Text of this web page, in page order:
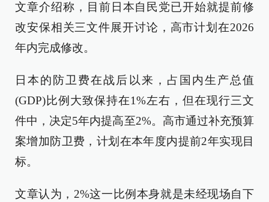
文章介绍称，目前日本自民党已开始就提前修
改安保相关三文件展开讨论，高市计划在2026
年内完成修改。
日本的防卫费在战后以来，占国内生产总值
(GDP)比例大致保持在1%左右，但在现行三文
件中，决定5年内提高至2%。高市通过补充预算
案增加防卫费，计划在本年度内提前2年实现目
标。
文章认为，2%这一比例本身就是未经现场自下